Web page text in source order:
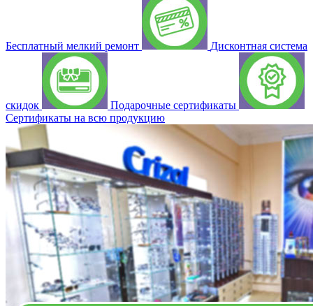
Бесплатный мелкий ремонт Дисконтная система
скидок
Подарочные сертификаты
Сертификаты на всю продукцию